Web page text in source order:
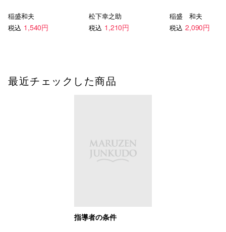
稲盛和夫
税込 1,540円
松下幸之助
税込 1,210円
稲盛 和夫
税込 2,090円
最近チェックした商品
指導者の条件